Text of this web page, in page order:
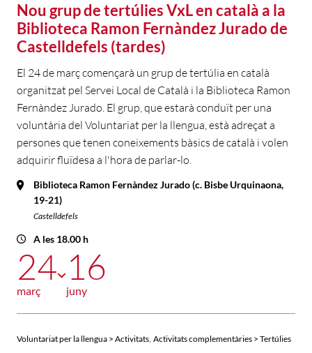
Nou grup de tertúlies VxL en català a la
Biblioteca Ramon Fernàndez Jurado de
Castelldefels (tardes)
El 24 de març començarà un grup de tertúlia en català
organitzat pel Servei Local de Català i la Biblioteca Ramon
Fernàndez Jurado. El grup, que estarà conduït per una
voluntària del Voluntariat per la llengua, està adreçat a
persones que tenen coneixements bàsics de català i volen
adquirir fluïdesa a l'hora de parlar-lo.
Biblioteca Ramon Fernàndez Jurado (c. Bisbe Urquinaona,
19-21)
Castelldefels
A les 18.00 h
24
març
16
juny
Voluntariat per la llengua > Activitats Activitats complementàries > Tertúlies